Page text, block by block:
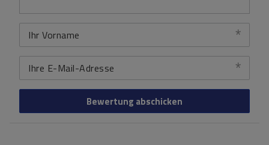
Ihr Vorname
Ihre E-Mail-Adresse
Bewertung abschicken